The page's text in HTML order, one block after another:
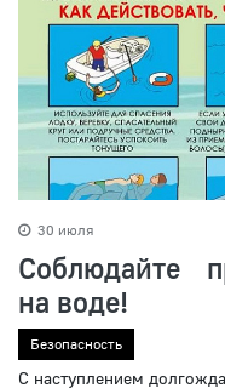
30 июля
Соблюдайте
на воде!
Безопасность
С наступлением